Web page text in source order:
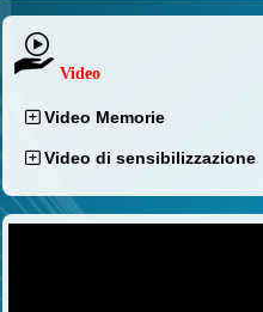
Video
Video Memorie
Video di sensibilizzazione